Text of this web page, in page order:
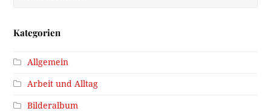
Kategorien
Allgemein
Arbeit und Alltag
Bilderalbum